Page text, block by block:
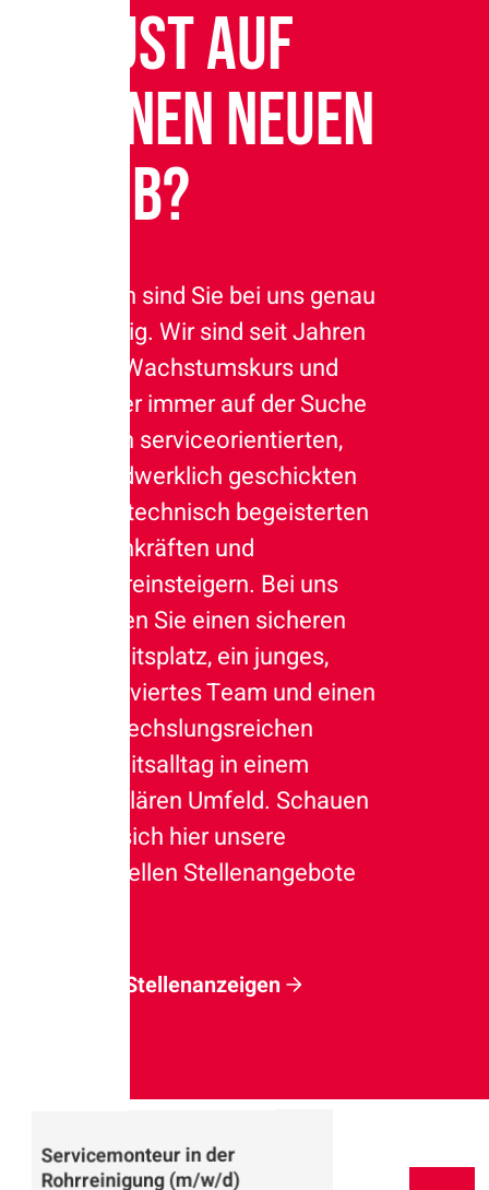
Lust auf
einen neuen
Job?
Dann sind Sie bei uns genau
richtig. Wir sind seit Jahren
auf Wachstumskurs und
daher immer auf der Suche
nach serviceorientierten,
handwerklich geschickten
und technisch begeisterten
Fachkräften und
Quereinsteigern. Bei uns
finden Sie einen sicheren
Arbeitsplatz, ein junges,
motiviertes Team und einen
abwechslungsreichen
Arbeitsalltag in einem
familären Umfeld. Schauen
Sie sich hier unsere
aktuellen Stellenangebote
Alle Stellenanzeigen
Servicemonteur in der
Rohrreinigung (m/w/d)
Rohrinspektionstechniker